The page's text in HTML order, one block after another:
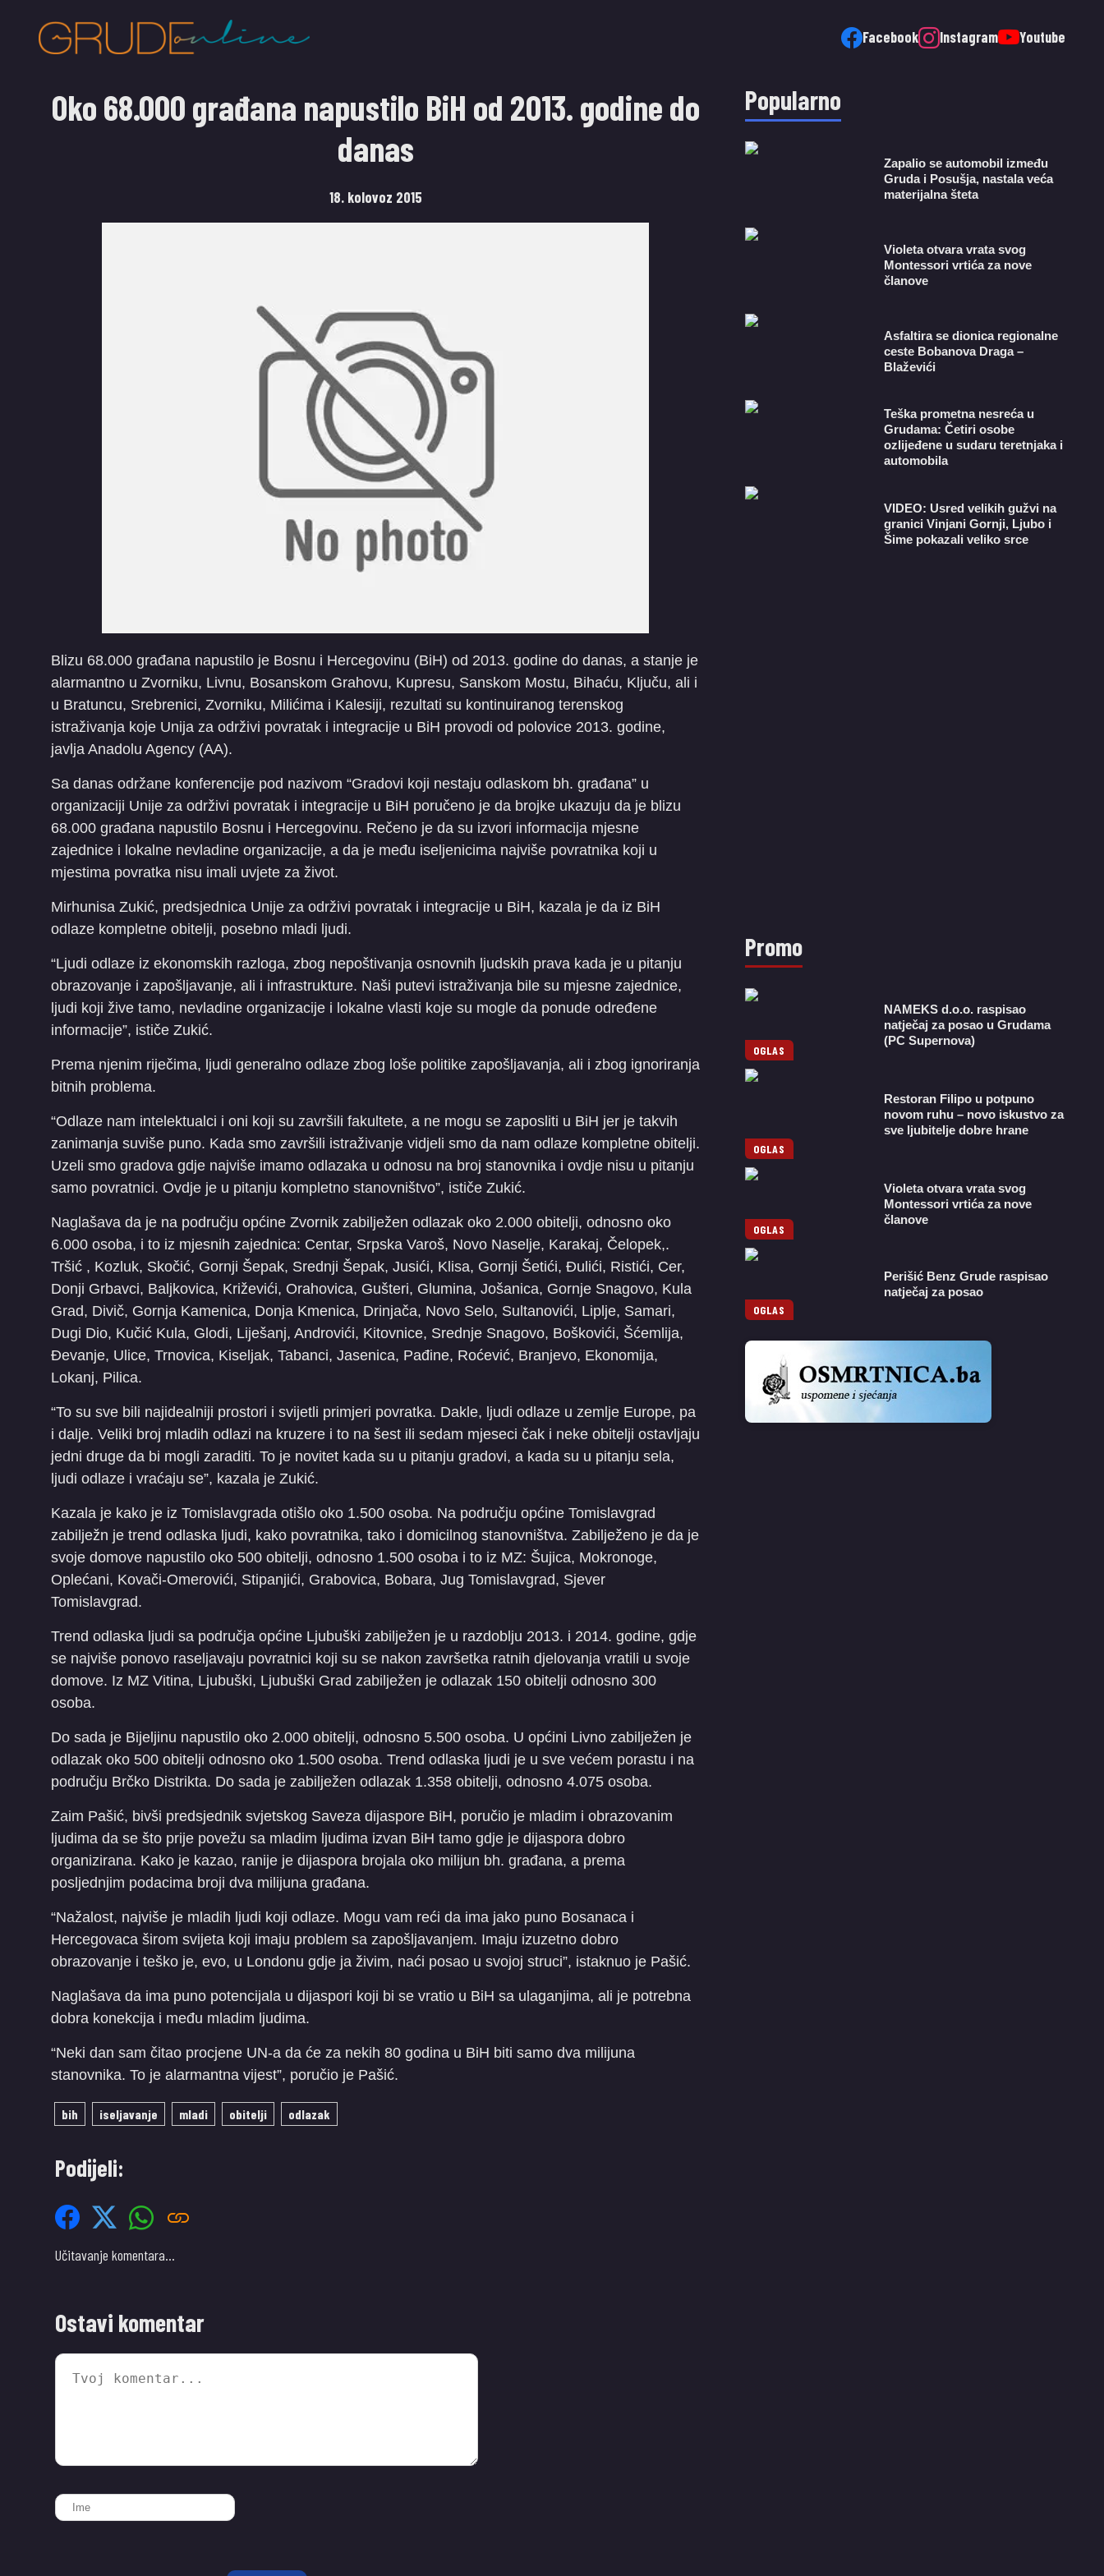
Facebook Instagram Youtube
Oko 68.000 građana napustilo BiH od 2013. godine do
danas
18. kolovoz 2015
Blizu 68.000 građana napustilo je Bosnu i Hercegovinu (BiH) od 2013. godine do danas, a stanje je
alarmantno u Zvorniku, Livnu, Bosanskom Grahovu, Kupresu, Sanskom Mostu, Bihaću, Ključu, ali i
u Bratuncu, Srebrenici, Zvorniku, Milićima i Kalesiji, rezultati su kontinuiranog terenskog
istraživanja koje Unija za održivi povratak i integracije u BiH provodi od polovice 2013. godine,
javlja Anadolu Agency (AA).
Sa danas održane konferencije pod nazivom “Gradovi koji nestaju odlaskom bh. građana” u
organizaciji Unije za održivi povratak i integracije u BiH poručeno je da brojke ukazuju da je blizu
68.000 građana napustilo Bosnu i Hercegovinu. Rečeno je da su izvori informacija mjesne
zajednice i lokalne nevladine organizacije, a da je među iseljenicima najviše povratnika koji u
mjestima povratka nisu imali uvjete za život.
Mirhunisa Zukić, predsjednica Unije za održivi povratak i integracije u BiH, kazala je da iz BiH
odlaze kompletne obitelji, posebno mladi ljudi.
“Ljudi odlaze iz ekonomskih razloga, zbog nepoštivanja osnovnih ljudskih prava kada je u pitanju
obrazovanje i zapošljavanje, ali i infrastrukture. Naši putevi istraživanja bile su mjesne zajednice,
ljudi koji žive tamo, nevladine organizacije i lokalne vlasti koje su mogle da ponude određene
informacije”, ističe Zukić.
Prema njenim riječima, ljudi generalno odlaze zbog loše politike zapošljavanja, ali i zbog ignoriranja
bitnih problema.
“Odlaze nam intelektualci i oni koji su završili fakultete, a ne mogu se zaposliti u BiH jer je takvih
zanimanja suviše puno. Kada smo završili istraživanje vidjeli smo da nam odlaze kompletne obitelji.
Uzeli smo gradova gdje najviše imamo odlazaka u odnosu na broj stanovnika i ovdje nisu u pitanju
samo povratnici. Ovdje je u pitanju kompletno stanovništvo”, ističe Zukić.
Naglašava da je na području općine Zvornik zabilježen odlazak oko 2.000 obitelji, odnosno oko
6.000 osoba, i to iz mjesnih zajednica: Centar, Srpska Varoš, Novo Naselje, Karakaj, Čelopek,.
Tršić , Kozluk, Skočić, Gornji Šepak, Srednji Šepak, Jusići, Klisa, Gornji Šetići, Đulići, Ristići, Cer,
Donji Grbavci, Baljkovica, Križevići, Orahovica, Gušteri, Glumina, Jošanica, Gornje Snagovo, Kula
Grad, Divič, Gornja Kamenica, Donja Kmenica, Drinjača, Novo Selo, Sultanovići, Liplje, Samari,
Dugi Dio, Kučić Kula, Glodi, Liješanj, Androvići, Kitovnice, Srednje Snagovo, Boškovići, Šćemlija,
Đevanje, Ulice, Trnovica, Kiseljak, Tabanci, Jasenica, Pađine, Roćević, Branjevo, Ekonomija,
Lokanj, Pilica.
“To su sve bili najidealniji prostori i svijetli primjeri povratka. Dakle, ljudi odlaze u zemlje Europe, pa
i dalje. Veliki broj mladih odlazi na kruzere i to na šest ili sedam mjeseci čak i neke obitelji ostavljaju
jedni druge da bi mogli zaraditi. To je novitet kada su u pitanju gradovi, a kada su u pitanju sela,
ljudi odlaze i vraćaju se”, kazala je Zukić.
Kazala je kako je iz Tomislavgrada otišlo oko 1.500 osoba. Na području općine Tomislavgrad
zabilježn je trend odlaska ljudi, kako povratnika, tako i domicilnog stanovništva. Zabilježeno je da je
svoje domove napustilo oko 500 obitelji, odnosno 1.500 osoba i to iz MZ: Šujica, Mokronoge,
Oplećani, Kovači-Omerovići, Stipanjići, Grabovica, Bobara, Jug Tomislavgrad, Sjever
Tomislavgrad.
Trend odlaska ljudi sa područja općine Ljubuški zabilježen je u razdoblju 2013. i 2014. godine, gdje
se najviše ponovo raseljavaju povratnici koji su se nakon završetka ratnih djelovanja vratili u svoje
domove. Iz MZ Vitina, Ljubuški, Ljubuški Grad zabilježen je odlazak 150 obitelji odnosno 300
osoba.
Do sada je Bijeljinu napustilo oko 2.000 obitelji, odnosno 5.500 osoba. U općini Livno zabilježen je
odlazak oko 500 obitelji odnosno oko 1.500 osoba. Trend odlaska ljudi je u sve većem porastu i na
području Brčko Distrikta. Do sada je zabilježen odlazak 1.358 obitelji, odnosno 4.075 osoba.
Zaim Pašić, bivši predsjednik svjetskog Saveza dijaspore BiH, poručio je mladim i obrazovanim
ljudima da se što prije povežu sa mladim ljudima izvan BiH tamo gdje je dijaspora dobro
organizirana. Kako je kazao, ranije je dijaspora brojala oko milijun bh. građana, a prema
posljednjim podacima broji dva milijuna građana.
“Nažalost, najviše je mladih ljudi koji odlaze. Mogu vam reći da ima jako puno Bosanaca i
Hercegovaca širom svijeta koji imaju problem sa zapošljavanjem. Imaju izuzetno dobro
obrazovanje i teško je, evo, u Londonu gdje ja živim, naći posao u svojoj struci”, istaknuo je Pašić.
Naglašava da ima puno potencijala u dijaspori koji bi se vratio u BiH sa ulaganjima, ali je potrebna
dobra konekcija i među mladim ljudima.
“Neki dan sam čitao procjene UN-a da će za nekih 80 godina u BiH biti samo dva milijuna
stanovnika. To je alarmantna vijest”, poručio je Pašić.
bih iseljavanje mladi obitelji odlazak
Podijeli:
Učitavanje komentara…
Ostavi komentar
Popularno
Zapalio se automobil između
Gruda i Posušja, nastala veća
materijalna šteta
Violeta otvara vrata svog
Montessori vrtića za nove
članove
Asfaltira se dionica regionalne
ceste Bobanova Draga –
Blaževići
Teška prometna nesreća u
Grudama: Četiri osobe
ozlijeđene u sudaru teretnjaka i
automobila
VIDEO: Usred velikih gužvi na
granici Vinjani Gornji, Ljubo i
Šime pokazali veliko srce
Promo
OGLAS
NAMEKS d.o.o. raspisao
natječaj za posao u Grudama
(PC Supernova)
OGLAS
Restoran Filipo u potpuno
novom ruhu – novo iskustvo za
sve ljubitelje dobre hrane
OGLAS
Violeta otvara vrata svog
Montessori vrtića za nove
članove
OGLAS
Perišić Benz Grude raspisao
natječaj za posao